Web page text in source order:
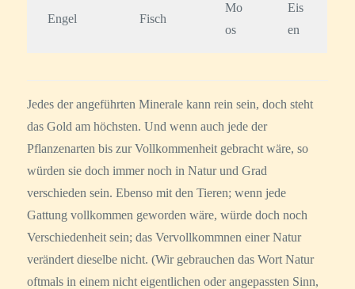
Engel Fisch
Mo
os
Eis
en
Jedes der angeführten Minerale kann rein sein, doch steht
das Gold am höchsten. Und wenn auch jede der
Pflanzenarten bis zur Vollkommenheit gebracht wäre, so
würden sie doch immer noch in Natur und Grad
verschieden sein. Ebenso mit den Tieren; wenn jede
Gattung vollkommen geworden wäre, würde doch noch
Verschiedenheit sein; das Vervollkommnen einer Natur
verändert dieselbe nicht. (Wir gebrauchen das Wort Natur
oftmals in einem nicht eigentlichen oder angepassten Sinn,